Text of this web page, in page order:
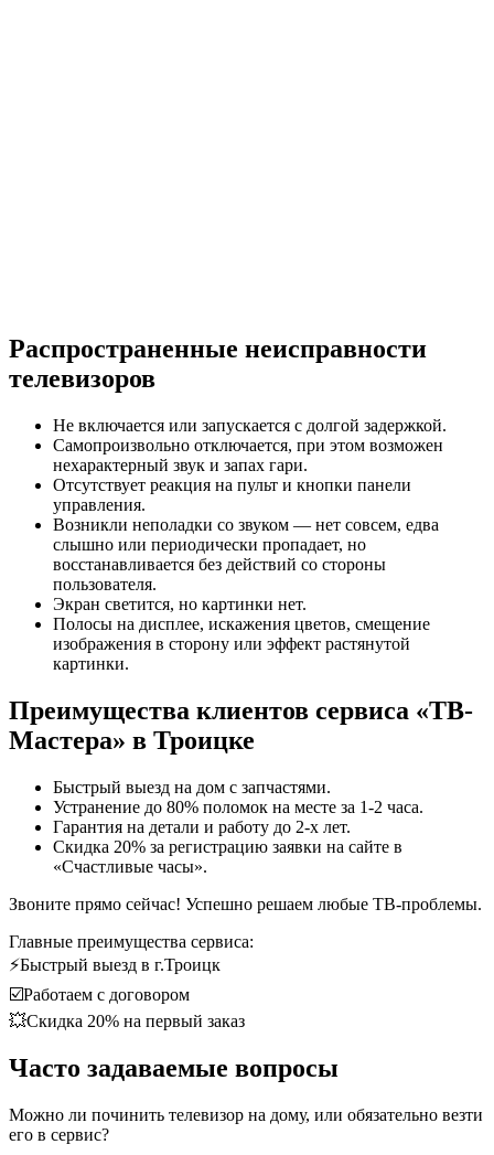
Распространенные неисправности
телевизоров
Не включается или запускается с долгой задержкой.
Самопроизвольно отключается, при этом возможен
нехарактерный звук и запах гари.
Отсутствует реакция на пульт и кнопки панели
управления.
Возникли неполадки со звуком — нет совсем, едва
слышно или периодически пропадает, но
восстанавливается без действий со стороны
пользователя.
Экран светится, но картинки нет.
Полосы на дисплее, искажения цветов, смещение
изображения в сторону или эффект растянутой
картинки.
Преимущества клиентов сервиса «ТВ-
Мастера» в Троицке
Быстрый выезд на дом с запчастями.
Устранение до 80% поломок на месте за 1-2 часа.
Гарантия на детали и работу до 2-х лет.
Скидка 20% за регистрацию заявки на сайте в
«Счастливые часы».
Звоните прямо сейчас! Успешно решаем любые ТВ-проблемы.
Главные преимущества сервиса:
⚡Быстрый выезд в г.Троицк
☑️Работаем с договором
💥Скидка 20% на первый заказ
Часто задаваемые вопросы
Можно ли починить телевизор на дому, или обязательно везти
его в сервис?